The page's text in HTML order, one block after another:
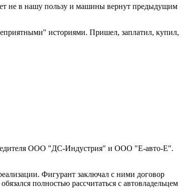
не в нашу пользу и машины вернут предыдущим
историями. Пришел, заплатил, купил,
ООО "ДС-Индустрия" и ООО "Е-авто-Е".
Фигурант заключал с ними договор
полностью рассчитаться с автовладельцем